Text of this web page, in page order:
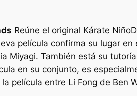
Reúne el original Kárate Niño
película confirma su lugar
Miyagi. También está su
en su conjunto, es
película entre Li Fong de Ben